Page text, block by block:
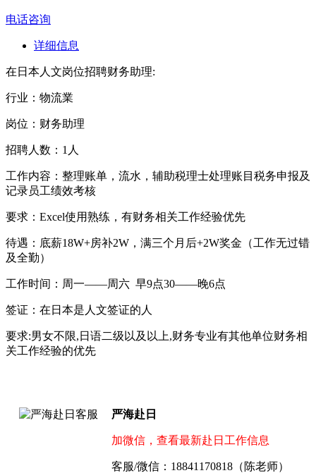
电话咨询
详细信息
在日本人文岗位招聘财务助理:
行业：物流業
岗位：财务助理
招聘人数：1人
工作内容：整理账单，流水，辅助税理士处理账目税务申报及
记录员工绩效考核
要求：Excel使用熟练，有财务相关工作经验优先
待遇：底薪18W+房补2W，满三个月后+2W奖金（工作无过错
及全勤）
工作时间：周一——周六 早9点30——晚6点
签证：在日本是人文签证的人
要求:男女不限,日语二级以及以上,财务专业有其他单位财务相
关工作经验的优先
严海赴日
加微信，查看最新赴日工作信息
客服/微信：18841170818（陈老师）